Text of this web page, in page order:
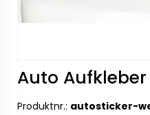
Auto
Produktnr.: autosticker-